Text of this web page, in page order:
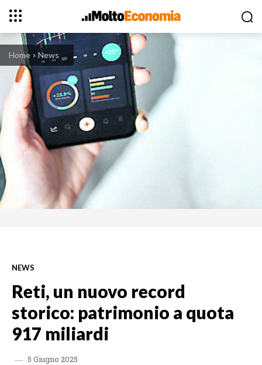
Home News
NEWS
Reti, un nuovo record
storico: patrimonio a quota
917 miliardi
5 Giugno 2025